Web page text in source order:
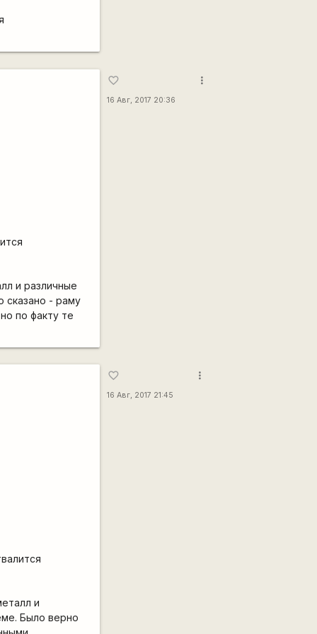
и различные
сказано - раму
по факту те
favorite_border
16 Авг, 2017 20:36
more_vert
и
Было верно
favorite_border
16 Авг, 2017 21:45
more_vert